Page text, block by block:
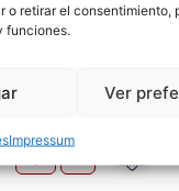
o retirar el consentimiento,
funciones.
Ver
Impressum
0 1